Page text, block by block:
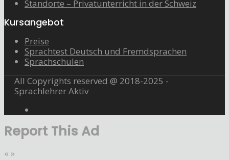
Standorte – Privatunterricht in der Schweiz
Kursangebot
Preise
Sprachtest Deutsch und Fremdsprachen
Sprachschulen
All Copyrights reserved @ 2018-2025 -
Sprachlehrer Aktiv
Report This Ad
« »